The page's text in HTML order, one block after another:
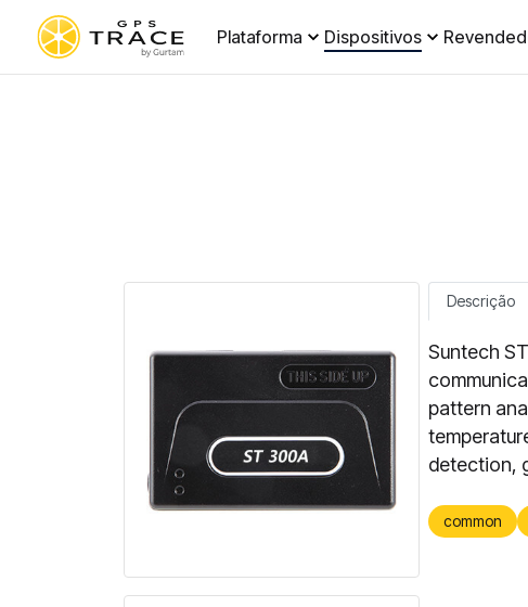
Plataforma Dispositivos
Descrição
Suntech
pattern
detection,
common